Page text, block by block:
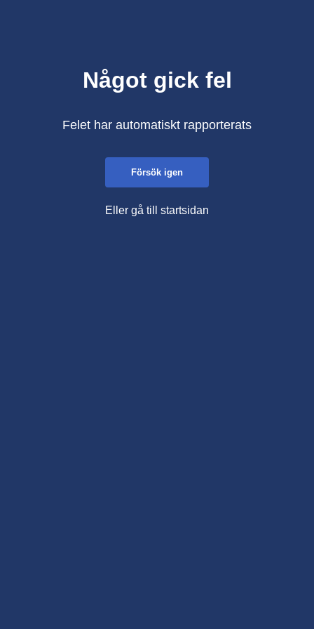
Något gick fel
Felet har automatiskt rapporterats
Försök igen
Eller gå till startsidan